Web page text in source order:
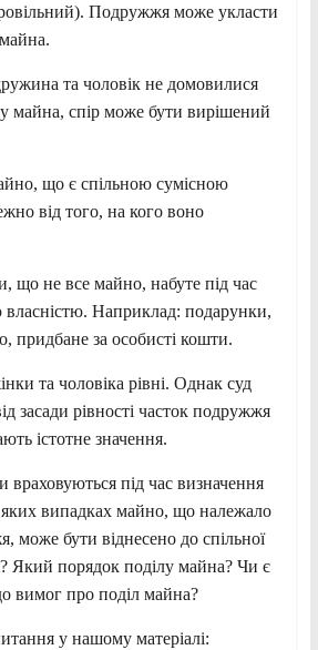
Подружжя може укласти
та чоловік не домовилися
майна, спір може бути вирішений
що є спільною сумісною
від того, на кого воно
що не все майно, набуте під час
Наприклад: подарунки,
придбане за особисті кошти.
та чоловіка рівні. Однак суд
засади рівності часток подружжя
істотне значення.
враховуються під час визначення
яких випадках майно, що належало
може бути віднесено до спільної
Який порядок поділу майна? Чи є
вимог про поділ майна?
у нашому матеріалі: